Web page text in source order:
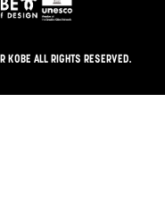
KOBE ALL RIGHTS RESERVED.